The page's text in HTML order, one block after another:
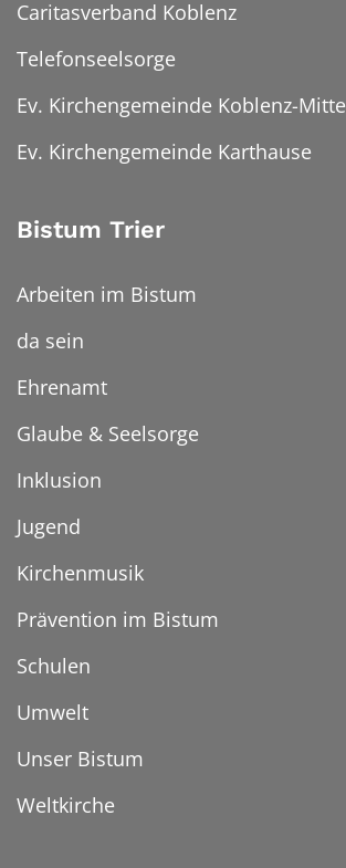
Caritasverband Koblenz
Telefonseelsorge
Ev. Kirchengemeinde Koblenz-Mitte
Ev. Kirchengemeinde Karthause
Bistum Trier
Arbeiten im Bistum
da sein
Ehrenamt
Glaube & Seelsorge
Inklusion
Jugend
Kirchenmusik
Prävention im Bistum
Schulen
Umwelt
Unser Bistum
Weltkirche